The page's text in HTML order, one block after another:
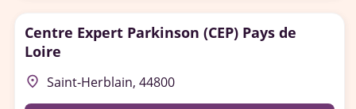
Centre Expert Parkinson (CEP) Pays de
Loire
place Saint-Herblain, 44800